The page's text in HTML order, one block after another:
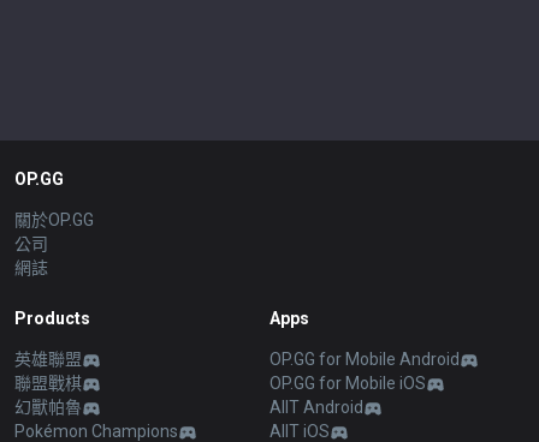
OP.GG
關於OP.GG
公司
網誌
Products
英雄聯盟
聯盟戰棋
幻獸帕魯
Pokémon Champions
Apps
OP.GG for Mobile Android
OP.GG for Mobile iOS
AllT Android
AllT iOS